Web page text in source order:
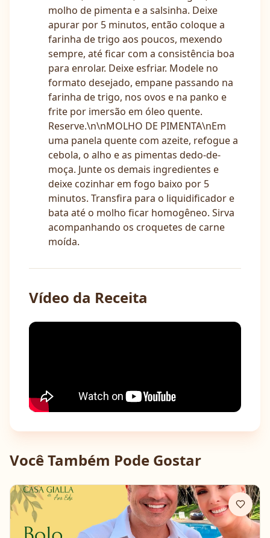
molho de pimenta e a salsinha. Deixe
apurar por 5 minutos, então coloque a
farinha de trigo aos poucos, mexendo
sempre, até ficar com a consistência boa
para enrolar. Deixe esfriar. Modele no
formato desejado, empane passando na
farinha de trigo, nos ovos e na panko e
frite por imersão em óleo quente.
Reserve.\n\nMOLHO DE PIMENTA\nEm
uma panela quente com azeite, refogue a
cebola, o alho e as pimentas dedo-de-
moça. Junte os demais ingredientes e
deixe cozinhar em fogo baixo por 5
minutos. Transfira para o liquidificador e
bata até o molho ficar homogêneo. Sirva
acompanhando os croquetes de carne
moída.
Vídeo da Receita
Você Também Pode Gostar